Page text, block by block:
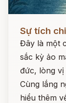
Sự tích
Đây là một
sắc kỳ ảo
đức, lòng vị
Cùng lắng
hiểu thêm